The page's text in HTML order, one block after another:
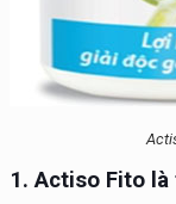
1. Actiso Fito